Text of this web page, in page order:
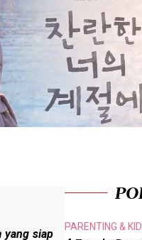
yang siap
PARENTING &